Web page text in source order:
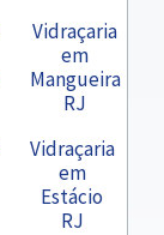
Vidraçaria
em
Mangueira
RJ
Vidraçaria
em
Estácio
RJ